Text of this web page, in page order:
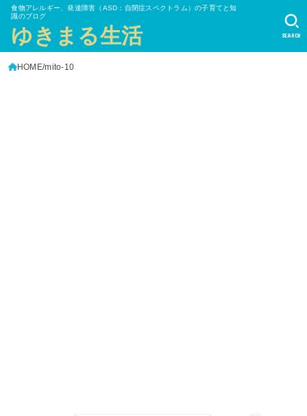
食物アレルギー、発達障害（ASD：自閉症スペクトラム）の子育てと知
識のブログ
ゆきまる生活 SEARCH
HOME mito-10